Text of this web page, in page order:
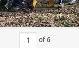
of 6